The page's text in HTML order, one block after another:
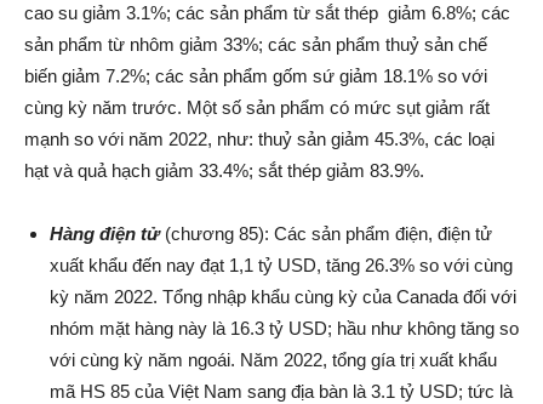
cao su giảm 3.1%; các sản phẩm từ sắt thép giảm 6.8%; các
sản phẩm từ nhôm giảm 33%; các sản phẩm thuỷ sản chế
biến giảm 7.2%; các sản phẩm gốm sứ giảm 18.1% so với
cùng kỳ năm trước. Một số sản phẩm có mức sụt giảm rất
mạnh so với năm 2022, như: thuỷ sản giảm 45.3%, các loại
hạt và quả hạch giảm 33.4%; sắt thép giảm 83.9%.
Hàng điện tử(chương 85): Các sản phẩm điện, điện tử
xuất khẩu đến nay đạt 1,1 tỷ USD, tăng 26.3% so với cùng
kỳ năm 2022. Tổng nhập khẩu cùng kỳ của Canada đối với
nhóm mặt hàng này là 16.3 tỷ USD; hầu như không tăng so
với cùng kỳ năm ngoái. Năm 2022, tổng gía trị xuất khẩu
mã HS 85 của Việt Nam sang địa bàn là 3.1 tỷ USD; tức là